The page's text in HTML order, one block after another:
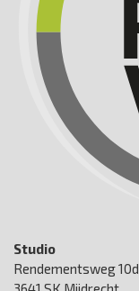
Studio
Rendementsweg 10d